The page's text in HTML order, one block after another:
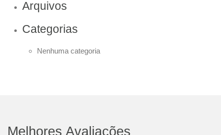
Arquivos
Categorias
Nenhuma categoria
Melhores Avaliações